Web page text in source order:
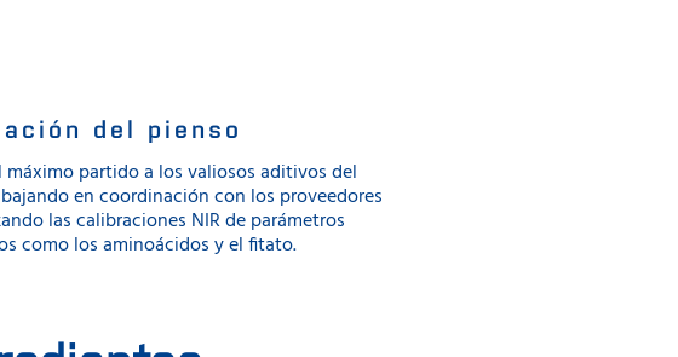
del pienso
máximo partido a los valiosos aditivos del
en coordinación con los proveedores
las calibraciones NIR de parámetros
como los aminoácidos y el fitato.